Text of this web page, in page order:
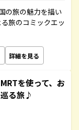
の旅の魅力を描い
旅のコミックエッ
詳細を見る
を使って、お
る旅♪